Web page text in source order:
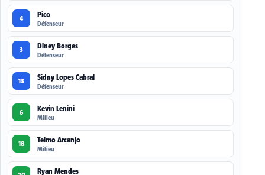
4 Pico
Défenseur
3 Diney Borges
Défenseur
13 Sidny Lopes Cabral
Défenseur
6 Kevin Lenini
Milieu
18 Telmo Arcanjo
Milieu
Ryan Mendes